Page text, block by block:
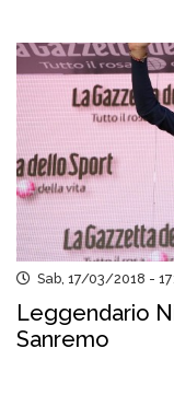
Sab, 17/03/2018 -
Leggendario
Sanremo